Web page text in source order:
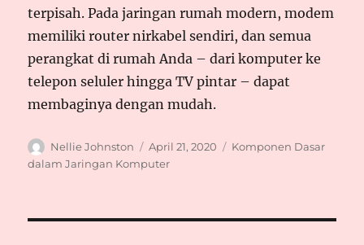
terpisah. Pada jaringan rumah modern, modem
memiliki router nirkabel sendiri, dan semua
perangkat di rumah Anda – dari komputer ke
telepon seluler hingga TV pintar – dapat
membaginya dengan mudah.
Author
Nellie Johnston
Posted
on
April 21, 2020 Tags
Komponen Dasar
dalam Jaringan Komputer